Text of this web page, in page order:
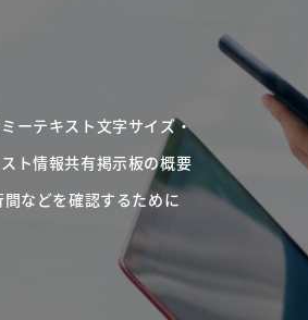
ーテキスト文字サイズ・
ト情報共有掲示板の概要
などを確認するために